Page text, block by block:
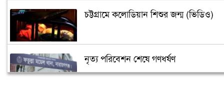
চট্টগ্রামে কলোডিয়ান শিশুর জন্ম (ভিডিও)
নৃত্য পরিবেশন শেষে গণধর্ষণ